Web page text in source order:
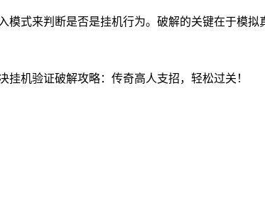
式来判断是否是挂机行为。破解的关键在于模拟